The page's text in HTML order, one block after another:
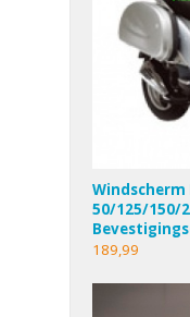
Windscherm
50/125/150/
189,99